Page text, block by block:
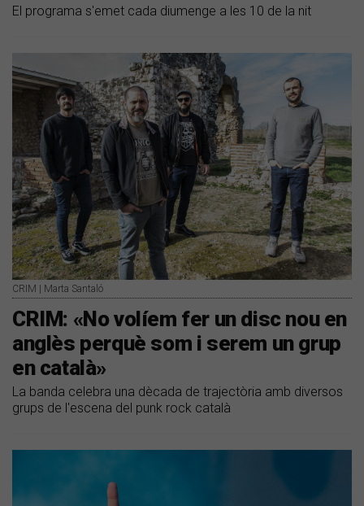
El programa s'emet cada diumenge a les 10 de la nit
CRIM | Marta Santaló
CRIM: «No volíem fer un disc nou en
anglès perquè som i serem un grup
en català»
La banda celebra una dècada de trajectòria amb diversos
grups de l'escena del punk rock català